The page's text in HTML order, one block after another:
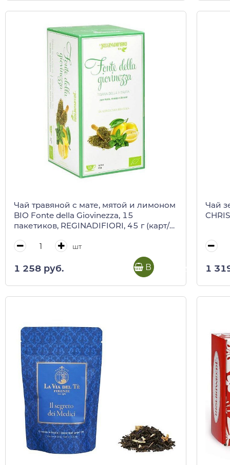
Чай травяной с мате, мятой и лимоном
BIO Fonte della Giovinezza, 15
пакетиков, REGINADIFIORI, 45 г (карт/
шт
1 258 руб. В корзину
Чай
1